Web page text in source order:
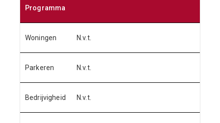
Programma
Woningen N.v.t.
Parkeren N.v.t.
Bedrijvigheid N.v.t.